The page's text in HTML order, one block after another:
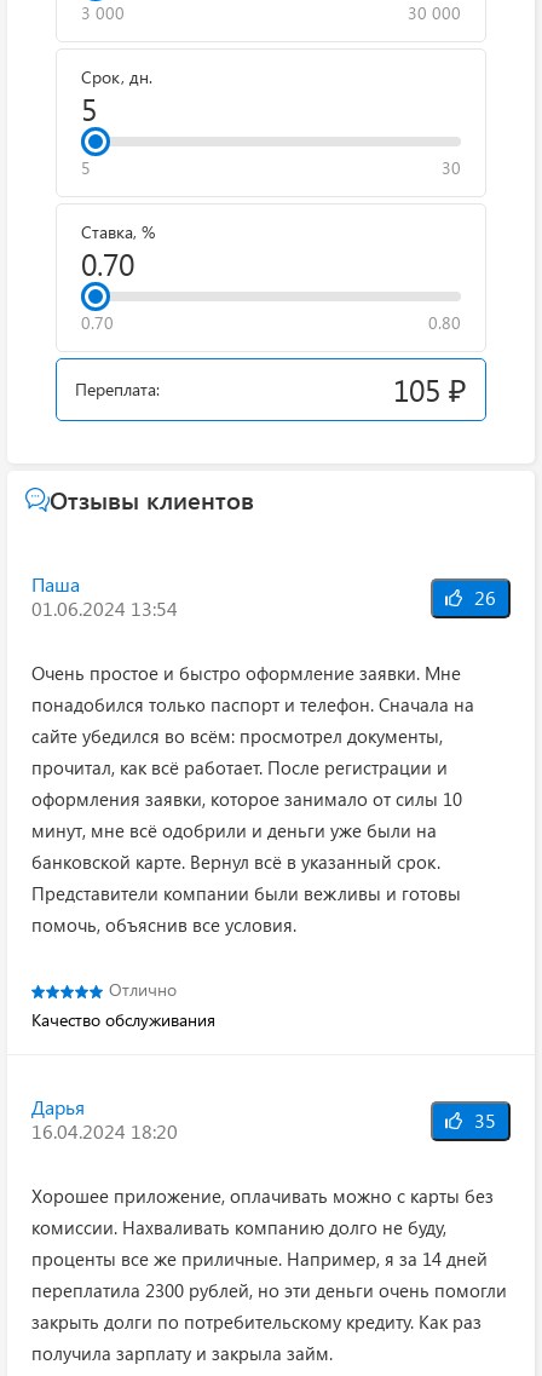
3 000 30 000
Срок, дн.
5 30
Ставка, %
0.70 0.80
Переплата: 105 ₽
Отзывы клиентов
Паша
01.06.2024 13:54
26
Очень простое и быстро оформление заявки. Мне
понадобился только паспорт и телефон. Сначала на
сайте убедился во всём: просмотрел документы,
прочитал, как всё работает. После регистрации и
оформления заявки, которое занимало от силы 10
минут, мне всё одобрили и деньги уже были на
банковской карте. Вернул всё в указанный срок.
Представители компании были вежливы и готовы
помочь, объяснив все условия.
Отлично
Качество обслуживания
Дарья
16.04.2024 18:20
35
Хорошее приложение, оплачивать можно с карты без
комиссии. Нахваливать компанию долго не буду,
проценты все же приличные. Например, я за 14 дней
переплатила 2300 рублей, но эти деньги очень помогли
закрыть долги по потребительскому кредиту. Как раз
получила зарплату и закрыла займ.